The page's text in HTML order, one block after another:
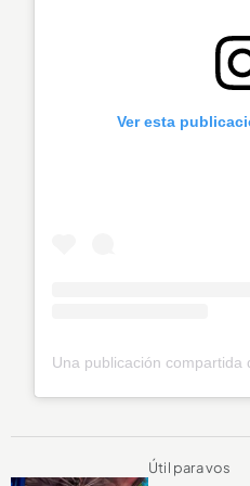
Ver esta
Útil para vos